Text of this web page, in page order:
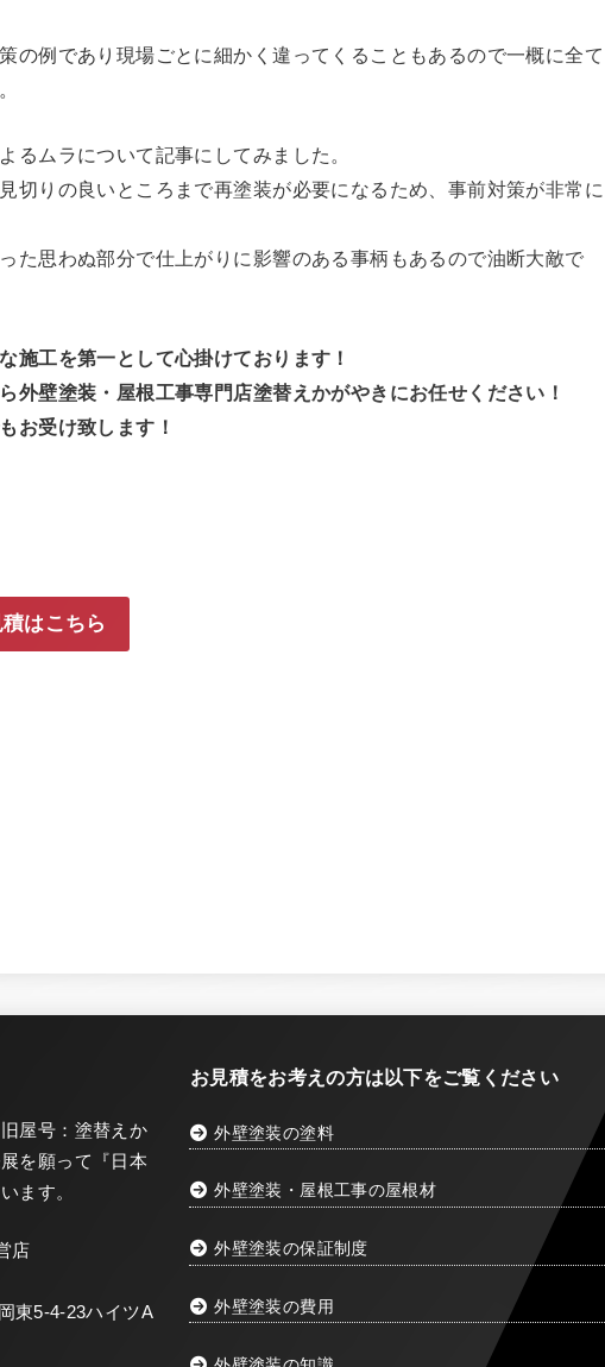
の例であり現場ごとに細かく違ってくることもあるので一概に全て
るムラについて記事にしてみました。
切りの良いところまで再塗装が必要になるため、事前対策が非常に
た思わぬ部分で仕上がりに影響のある事柄もあるので油断大敵で
施工を第一として心掛けております！
外壁塗装・屋根工事専門店塗替えかがやきにお任せください！
お受け致します！
はこちら
屋号：塗替えか
を願って『 日本
ます。
店
東5-4-23ハイツA
お見積をお考えの方は以下をご覧ください
外壁塗装の塗料
外壁塗装・屋根工事の屋根材
外壁塗装の保証制度
外壁塗装の費用